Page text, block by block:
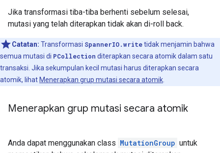
Jika transformasi tiba-tiba berhenti sebelum selesai,
mutasi yang telah diterapkan tidak akan di-roll back.
Catatan: Transformasi SpannerIO.writetidak menjamin bahwa
semua mutasi di PCollection diterapkan secara atomik dalam satu
transaksi. Jika sekumpulan kecil mutasi harus diterapkan secara
atomik, lihat Menerapkan grup mutasi secara atomik
Menerapkan grup mutasi secara atomik
Anda dapat menggunakan class MutationGroup untuk